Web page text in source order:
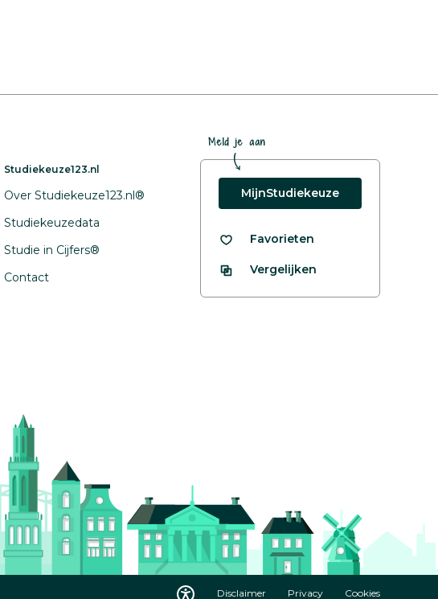
Studiekeuze123.nl
Over Studiekeuze123.nl®
Studiekeuzedata
Studie in Cijfers®
Contact
Meld je aan
MijnStudiekeuze
Favorieten
Vergelijken
Disclaimer Privacy Cookies